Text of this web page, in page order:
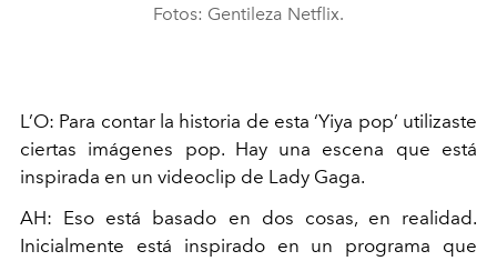
Fotos: Gentileza Netflix.
L’O: Para contar la historia de esta ‘Yiya pop’ utilizaste
ciertas imágenes
pop. Hay una escena que está
inspirada en un videoclip de Lady Gaga.
AH: Eso está basado en dos cosas, en realidad.
Inicialmente está
inspirado en un programa que